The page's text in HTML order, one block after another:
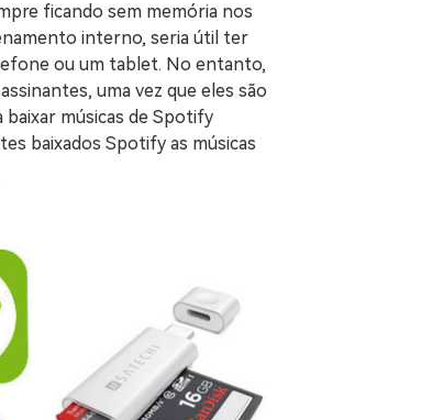
ficando sem memória nos
interno, seria útil ter
ou um tablet. No entanto,
assinantes, uma vez que eles são
músicas de Spotify
baixados Spotify as músicas